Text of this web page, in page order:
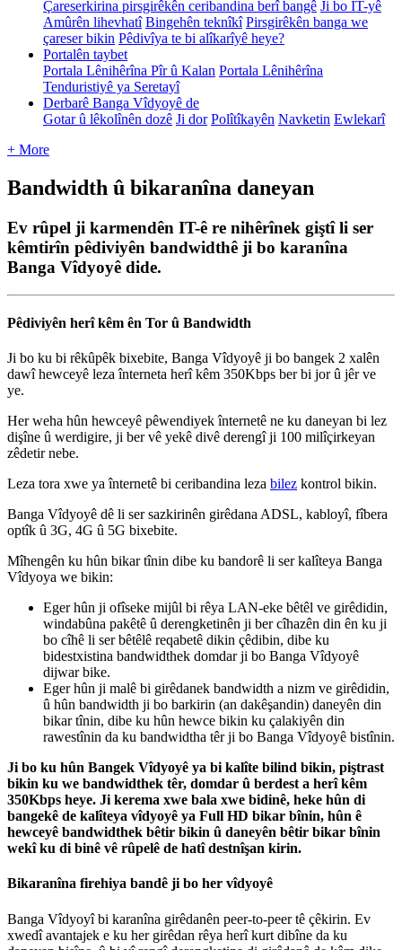
Çareserkirina pirsgirêkên ceribandina berî bangê Ji bo IT-yê
Amûrên lihevhatî Bingehên teknîkî Pirsgirêkên banga we
çareser bikin Pêdivîya te bi alîkarîyê heye?
Portalên taybet
Portala Lênihêrîna Pîr û Kalan Portala Lênihêrîna
Tenduristiyê ya Seretayî
Derbarê Banga Vîdyoyê de
Gotar û lêkolînên dozê Ji dor Polîtîkayên Navketin Ewlekarî
+ More
Bandwidth û bikaranîna daneyan
Ev rûpel ji karmendên IT-ê re nihêrînek giştî li ser
kêmtirîn pêdiviyên bandwidthê ji bo karanîna
Banga Vîdyoyê dide.
Pêdiviyên herî kêm ên Tor û Bandwidth
Ji bo ku bi rêkûpêk bixebite, Banga Vîdyoyê ji bo bangek 2 xalên
dawî hewceyê leza înterneta herî kêm 350Kbps ber bi jor û jêr ve
ye.
Her weha hûn hewceyê pêwendiyek înternetê ne ku daneyan bi lez
dişîne û werdigire, ji ber vê yekê divê derengî ji 100 milîçirkeyan
zêdetir nebe.
Leza tora xwe ya înternetê bi ceribandina leza bilez kontrol bikin.
Banga Vîdyoyê dê li ser sazkirinên girêdana ADSL, kabloyî, fîbera
optîk û 3G, 4G û 5G bixebite.
Mîhengên ku hûn bikar tînin dibe ku bandorê li ser kalîteya Banga
Vîdyoya we bikin:
Eger hûn ji ofîseke mijûl bi rêya LAN-eke bêtêl ve girêdidin,
windabûna pakêtê û derengketinên ji ber cîhazên din ên ku ji
bo cîhê li ser bêtêlê reqabetê dikin çêdibin, dibe ku
bidestxistina bandwidthek domdar ji bo Banga Vîdyoyê
dijwar bike.
Eger hûn ji malê bi girêdanek bandwidth a nizm ve girêdidin,
û hûn bandwidth ji bo barkirin (an dakêşandin) daneyên din
bikar tînin, dibe ku hûn hewce bikin ku çalakiyên din
rawestînin da ku bandwidtha têr ji bo Banga Vîdyoyê bistînin.
Ji bo ku hûn Bangek Vîdyoyê ya bi kalîte bilind bikin, piştrast
bikin ku we bandwidthek têr, domdar û berdest a herî kêm
350Kbps heye. Ji kerema xwe bala xwe bidinê, heke hûn di
bangekê de kalîteya vîdyoyê ya Full HD bikar bînin, hûn ê
hewceyê bandwidthek bêtir bikin û daneyên bêtir bikar bînin
wekî ku di binê vê rûpelê de hatî destnîşan kirin.
Bikaranîna firehiya bandê ji bo her vîdyoyê
Banga Vîdyoyî bi karanîna girêdanên peer-to-peer tê çêkirin. Ev
xwedî avantajek e ku her girêdan rêya herî kurt dibîne da ku